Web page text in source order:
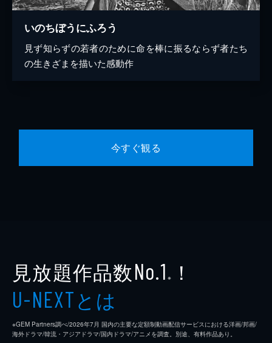
いのちぼうにふろう
見ず知らずの若者のために命を棒に振るならず者たち
の生きざまを描いた感動作
今すぐ観る
見放題作品数No.1 ※ ！
U-NEXTとは
※GEM Partners調べ/2026年7⽉ 国内の主要な定額制動画配信サービスにおける洋画/邦画/
海外ドラマ/韓流・アジアドラマ/国内ドラマ/アニメを調査。別途、有料作品あり。